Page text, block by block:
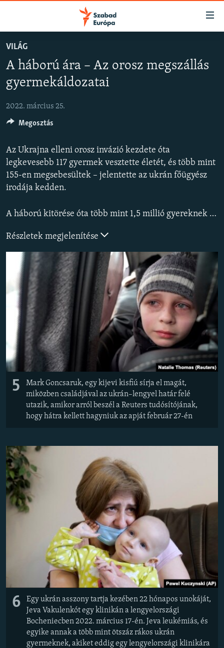
Akadálymentes
Ugrás
oldalra
Ugrás
Ugrás
keresésre
AKTUÁLIS
PODCASTOK
VIDEÓK
ELEMZŐ
NER15
SZABADON
TÁRSADALOM
A PÉNZ NYOMÁBAN
EURÓPAI UNIÓ
VILÁG
KLÍMAVÁLTOZÁS
A MÚLT TANULSÁGAI
KÖVESSEN MINKET!
Valamennyi RFE/RL weboldal
VILÁG
A háború ára – Az orosz megszállás
gyermekáldozatai
2022. március 25.
Az Ukrajna elleni orosz invázió kezdete óta
legkevesebb 117 gyermek vesztette életét, és több mint
155-en megsebesültek – jelentette az ukrán főügyész
irodája kedden.
A háború kitörése óta több mint 1,5 millió gyereknek kellett elmenekülnie az országból, közölte március 19-én az UNICEF.
Részletek megjelenítése
5
Mark Goncsaruk, egy kijevi kisfiú sírja el magát,
miközben családjával az ukrán–lengyel határ felé
utazik, amikor arról beszél a Reuters tudósítójának,
hogy hátra kellett hagyniuk az apját február 27-én
6
Egy ukrán asszony tartja kezében 22 hónapos unokáját,
Jeva Vakulenkót egy klinikán a lengyelországi
Bocheniecben 2022. március 17-én. Jeva leukémiás, és
egyike annak a több mint ötszáz rákos ukrán
gyermeknek, akiket eddig egy lengyelországi klinikára
Megosztás
FELIRATKOZÁS
Feliratkozás